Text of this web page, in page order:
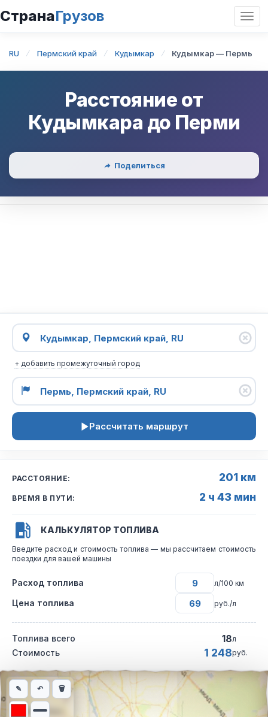
СтранаГрузов
RU Пермский край Кудымкар Кудымкар — Пермь
Расстояние от
Кудымкара до Перми
Поделиться
+ добавить промежуточный город
Рассчитать маршрут
РАССТОЯНИЕ: 201 км
ВРЕМЯ В ПУТИ: 2 ч 43 мин
КАЛЬКУЛЯТОР ТОПЛИВА
Введите расход и стоимость топлива — мы рассчитаем стоимость
поездки для вашей машины
Расход топлива л/100 км
Цена топлива руб./л
Топлива всего 18л
Стоимость 1 248руб.
Интерактивная карта автомобильного маршрута из города
✎ ↶ 🗑